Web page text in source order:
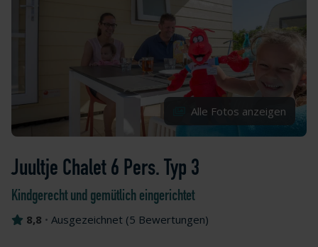
Alle Fotos anzeigen
Juultje Chalet 6 Pers. Typ 3
Kindgerecht und gemütlich eingerichtet
8,8 • Ausgezeichnet (5 Bewertungen)